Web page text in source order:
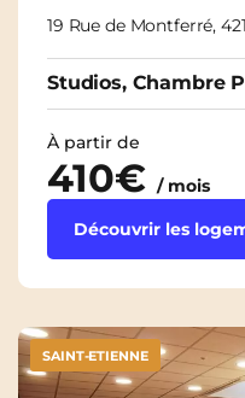
19 Rue de Montferré,
Studios, Chambre
À partir de
410€ / mois
Découvrir les
SAINT-ETIENNE